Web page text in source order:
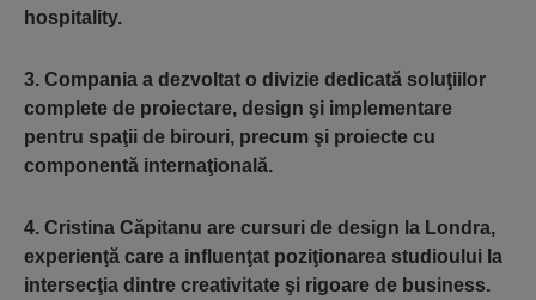
hospitality.
3. Compania a dezvoltat o divizie dedicată soluţiilor
complete de proiectare, design şi implementare
pentru spaţii de birouri, precum şi proiecte cu
componentă internaţională.
4. Cristina Căpitanu are cursuri de design la Londra,
experienţă care a influenţat poziţionarea studioului la
intersecţia dintre creativitate şi rigoare de business.